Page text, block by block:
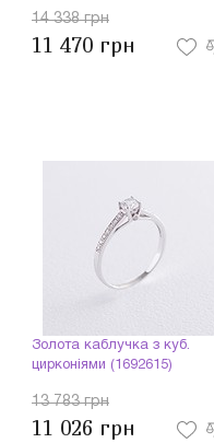
14 338 грн
11 470 грн
Золота каблучка з куб.
цирконіями (1692615)
13 783 грн
11 026 грн